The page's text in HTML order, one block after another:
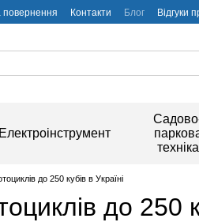
повернення Контакти Блог Відгуки
Електроінструмент
техніка
до 250 кубів в Україні
до 250